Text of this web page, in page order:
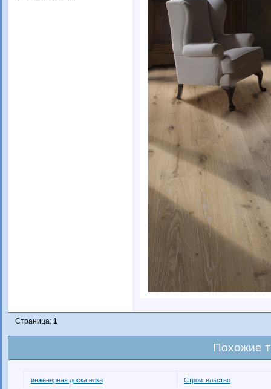
Страница: 1
Похожие
инженерная доска елка Строительство